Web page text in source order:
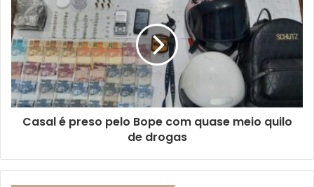
Casal é preso pelo Bope com quase meio quilo
de drogas